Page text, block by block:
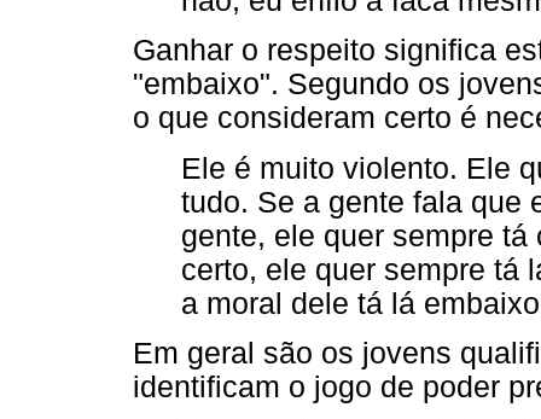
Ganhar o respeito significa
"embaixo". Segundo os
o que consideram certo é
Ele é muito violento. Ele
tudo. Se a gente fala que
gente, ele quer sempre
certo, ele quer sempre tá
a moral dele tá lá
Em geral são os jovens
identificam o jogo de poder